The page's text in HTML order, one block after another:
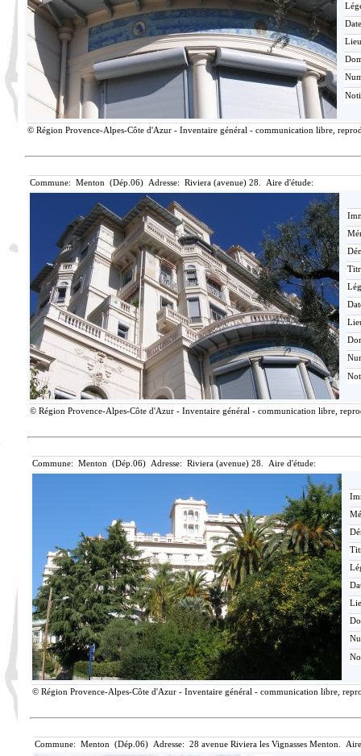
© Région Provence-Alpes-Côte d'Azur - Inventaire général - communication libre,
Commune: Menton (Dép.06) Adresse: Riviera (avenue) 28. Aire d'étude:
© Région Provence-Alpes-Côte d'Azur - Inventaire général - communication libre,
Commune: Menton (Dép.06) Adresse: Riviera (avenue) 28. Aire d'étude:
© Région Provence-Alpes-Côte d'Azur - Inventaire général - communication libre,
Commune: Menton (Dép.06) Adresse: 28 avenue Riviera les Vignasses Menton.